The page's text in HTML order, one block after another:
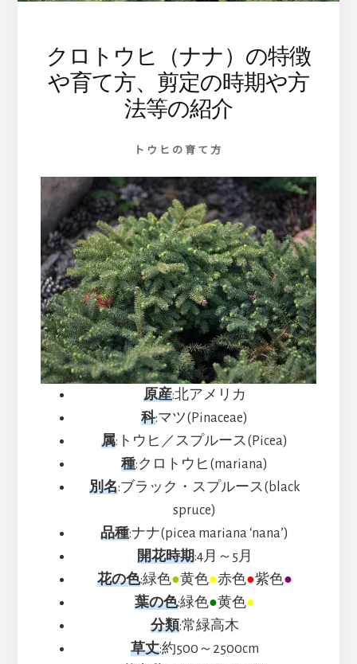
クロトウヒ（ナナ）の特徴
や育て方、剪定の時期や方
法等の紹介
トウヒの育て方
原産:北アメリカ
科:マツ(Pinaceae)
属:トウヒ／スプルース(Picea)
種:クロトウヒ(mariana)
別名:ブラック・スプルース(black
spruce)
品種:ナナ(picea mariana ‘nana’)
開花時期:4月～5月
花の色:緑色●黄色●赤色●紫色●
葉の色:緑色●黄色●
分類:常緑高木
草丈:約500～2500cm